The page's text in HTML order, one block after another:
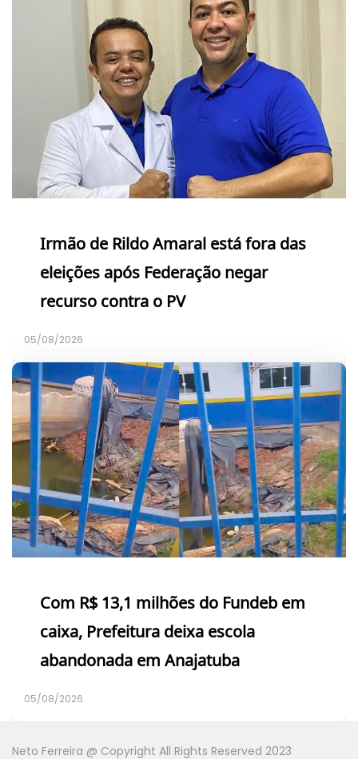
Irmão de Rildo Amaral está fora das
eleições após Federação negar
recurso contra o PV
05/08/2026
Com R$ 13,1 milhões do Fundeb em
caixa, Prefeitura deixa escola
abandonada em Anajatuba
05/08/2026
Neto Ferreira @ Copyright All Rights Reserved 2023